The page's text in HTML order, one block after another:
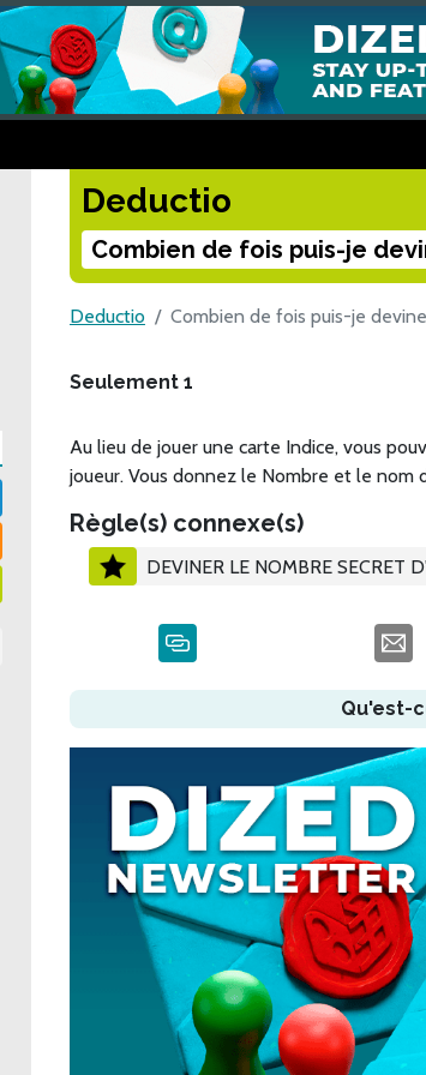
Deductio
Combien de fois puis-je
Deductio Combien de fois puis-je
Seulement 1
Au lieu de jouer une carte Indice, vous
joueur. Vous donnez le Nombre et le nom
Règle(s) connexe(s)
DEVINER LE NOMBRE SECRET
Qu'est-